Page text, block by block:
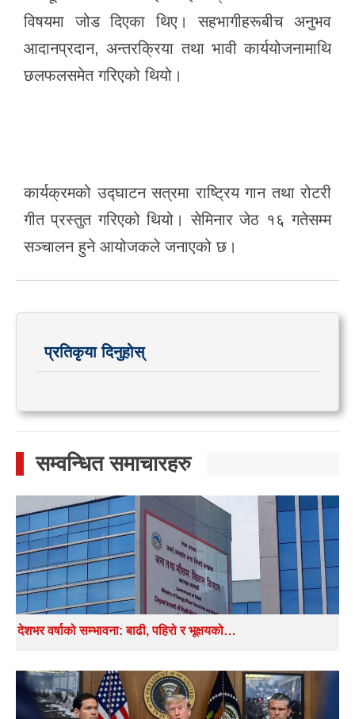
विषयमा जोड दिएका थिए। सहभागीहरूबीच अनुभव
आदानप्रदान, अन्तरक्रिया तथा भावी कार्ययोजनामाथि
छलफलसमेत गरिएको थियो।
कार्यक्रमको उद्घाटन सत्रमा राष्ट्रिय गान तथा रोटरी
गीत प्रस्तुत गरिएको थियो। सेमिनार जेठ १६ गतेसम्म
सञ्चालन हुने आयोजकले जनाएको छ।
प्रतिकृया दिनुहोस्
सम्वन्धित समाचारहरु
देशभर वर्षाको सम्भावना: बाढी, पहिरो र भूक्षयको…